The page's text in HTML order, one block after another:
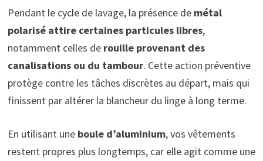
Pendant le cycle de lavage, la présence de métal
polarisé attire certaines particules libres,
notamment celles de rouille provenant des
canalisations ou du tambour. Cette action préventive
protège contre les tâches discrètes au départ, mais qui
finissent par altérer la blancheur du linge à long terme.
En utilisant une boule d’aluminium, vos vêtements
restent propres plus longtemps, car elle agit comme une